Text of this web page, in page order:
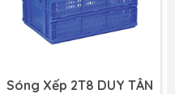
Sóng Xếp 2T8 DUY TÂN